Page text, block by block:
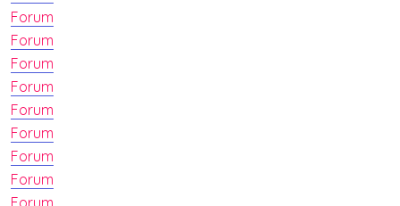
Forum
Forum
Forum
Forum
Forum
Forum
Forum
Forum
Forum